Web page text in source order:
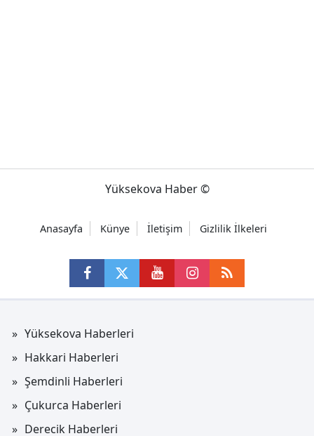
Yüksekova Haber ©
Anasayfa Künye İletişim Gizlilik İlkeleri
Yüksekova Haberleri
Hakkari Haberleri
Şemdinli Haberleri
Çukurca Haberleri
Derecik Haberleri